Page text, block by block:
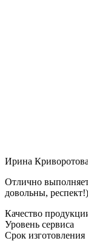
Ирина Криворотова
Отлично
довольны, респект!)
Качество
Уровень сервиса
Срок изготовления